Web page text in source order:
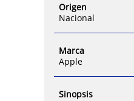
Origen
Nacional
Marca
Apple
Sinopsis